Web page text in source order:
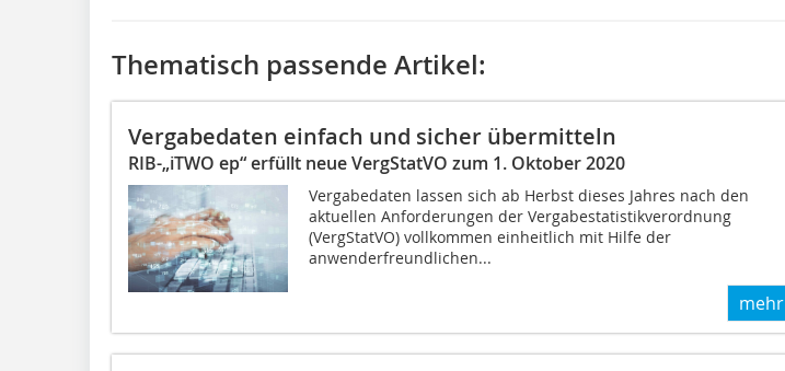
Thematisch passende Artikel:
Vergabedaten einfach und sicher übermitteln
RIB-„iTWO ep“ erfüllt neue VergStatVO zum 1. Oktober 2020
Vergabedaten lassen sich ab Herbst dieses Jahres nach den
aktuellen Anforderungen der Vergabestatistikverordnung
(VergStatVO) vollkommen einheitlich mit Hilfe der
anwenderfreundlichen...
mehr